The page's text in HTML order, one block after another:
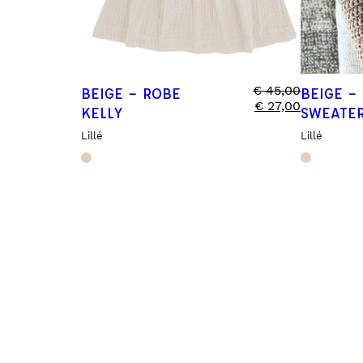
BEIGE – ROBE
KELLY
Lillé
€45,00
€ 27,00
BEIGE –
Lillé